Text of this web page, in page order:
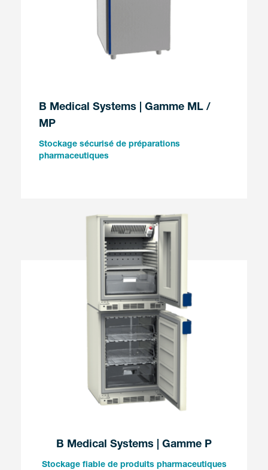
B Medical Systems | Gamme ML /
MP
Stockage sécurisé de préparations
pharmaceutiques
B Medical Systems | Gamme P
Stockage fiable de produits pharmaceutiques